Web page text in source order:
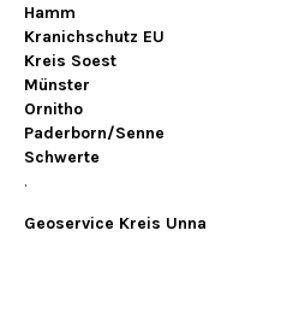
Hamm
Kranichschutz EU
Kreis Soest
Münster
Ornitho
Paderborn/Senne
Schwerte
.
Geoservice Kreis Unna